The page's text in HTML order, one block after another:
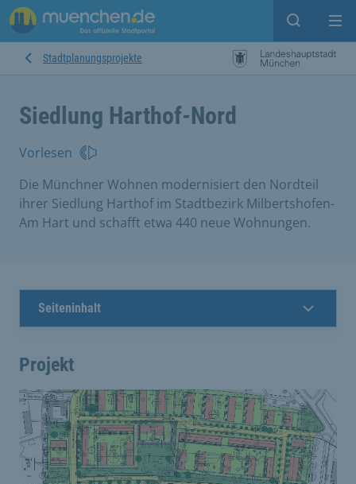
Suche
Stadtplanungsprojekte
Siedlung Harthof-Nord
Vorlesen
Die Münchner Wohnen modernisiert den Nordteil
ihrer Siedlung Harthof im Stadtbezirk Milbertshofen-
Am Hart und schafft etwa 440 neue Wohnungen.
Seiteninhalt
Projekt